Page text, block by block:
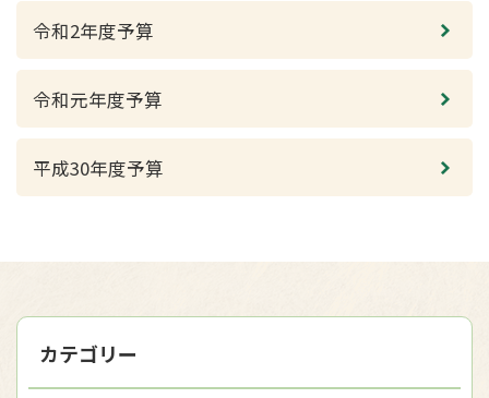
令和2年度予算
令和元年度予算
平成30年度予算
カテゴリー